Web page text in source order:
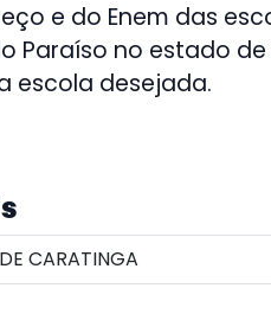
e do Enem das
Paraíso no estado de
escola desejada.
CARATINGA